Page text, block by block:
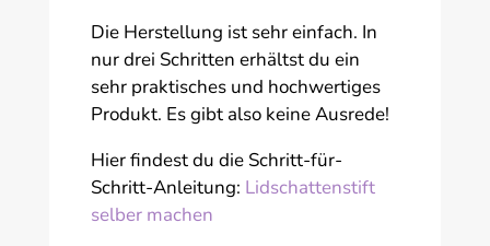
Die Herstellung ist sehr einfach. In
nur drei Schritten erhältst du ein
sehr praktisches und hochwertiges
Produkt. Es gibt also keine Ausrede!
Hier findest du die Schritt-für-
Schritt-Anleitung: Lidschattenstift
selber machen